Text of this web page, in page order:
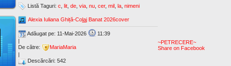
Listă Taguri: c lit de via nu cer, mil la nimeni
Alexia Iuliana Ghiță-Colaj Banat 2026cover
Adăugat pe: 11-Mai-2026
11:39
|
De către:
MariaMaria
|
Descărcări: 542
~PETRECERE~
Share on Facebook